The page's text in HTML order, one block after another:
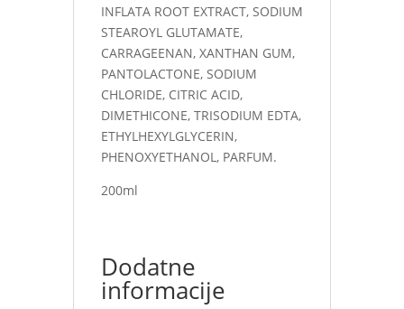
INFLATA ROOT EXTRACT, SODIUM
STEAROYL GLUTAMATE,
CARRAGEENAN, XANTHAN GUM,
PANTOLACTONE, SODIUM
CHLORIDE, CITRIC ACID,
DIMETHICONE, TRISODIUM EDTA,
ETHYLHEXYLGLYCERIN,
PHENOXYETHANOL, PARFUM.
200ml
Dodatne
informacije